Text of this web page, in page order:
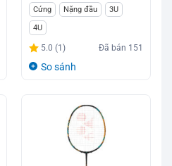
Giá
gốc
là:
3.390.000₫.
Giá
hiện
tại
là:
Cứng Nặng đầu
3U
4U
5.0 (1) Đã bán 151
So sánh